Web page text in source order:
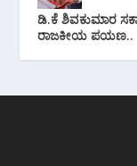
ಡಿ.ಕೆ ಶಿವಕುಮಾರ
ರಾಜಕೀಯ ಪಯಣ..